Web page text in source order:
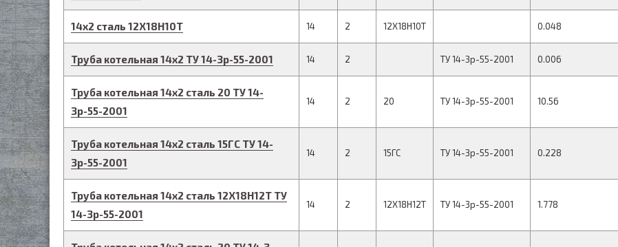
14х2 сталь 12Х18Н10Т 14 2 12Х18Н10Т 0.048
Труба котельная 14х2 ТУ 14-3р-55-2001 14 2 ТУ 14-3р-55-2001 0.006
Труба котельная 14х2 сталь 20 ТУ 14-
3р-55-2001
14 2 20 ТУ 14-3р-55-2001 10.56
Труба котельная 14х2 сталь 15ГС ТУ 14-
3р-55-2001
14 2 15ГС ТУ 14-3р-55-2001 0.228
Труба котельная 14х2 сталь 12Х18Н12Т ТУ
14-3р-55-2001
14 2 12Х18Н12Т ТУ 14-3р-55-2001 1.778